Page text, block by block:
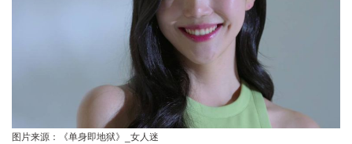
图片来源：《单身即地狱》_女人迷